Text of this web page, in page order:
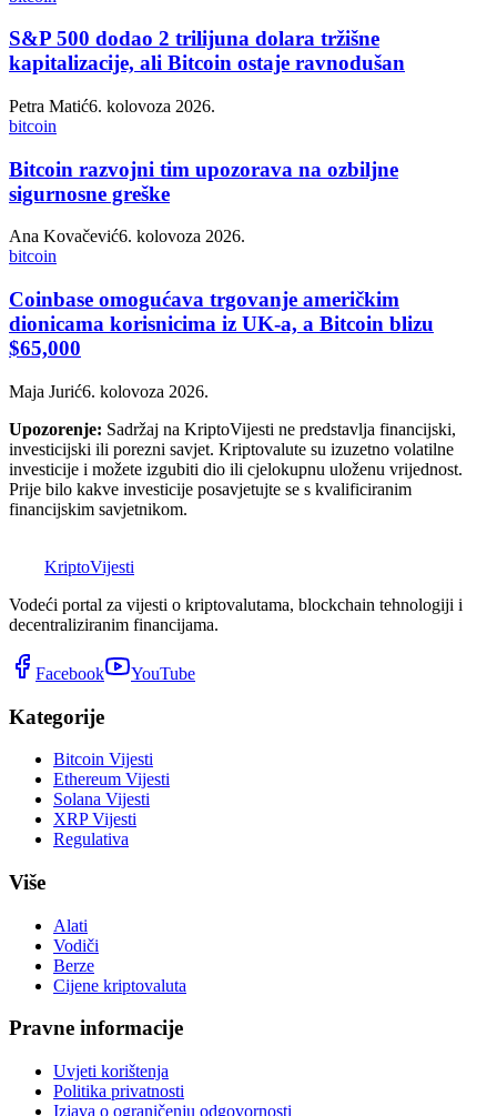
S&P 500 dodao 2 trilijuna dolara tržišne
kapitalizacije, ali Bitcoin ostaje ravnodušan
Petra Matić6. kolovoza 2026.
bitcoin
Bitcoin razvojni tim upozorava na ozbiljne
sigurnosne greške
Ana Kovačević6. kolovoza 2026.
bitcoin
Coinbase omogućava trgovanje američkim
dionicama korisnicima iz UK-a, a Bitcoin blizu
$65,000
Maja Jurić6. kolovoza 2026.
Upozorenje: Sadržaj na KriptoVijesti ne predstavlja financijski,
investicijski ili porezni savjet. Kriptovalute su izuzetno volatilne
investicije i možete izgubiti dio ili cjelokupnu uloženu vrijednost.
Prije bilo kakve investicije posavjetujte se s kvalificiranim
financijskim savjetnikom.
KriptoVijesti
Vodeći portal za vijesti o kriptovalutama, blockchain tehnologiji i
decentraliziranim financijama.
Facebook YouTube
Kategorije
Bitcoin Vijesti
Ethereum Vijesti
Solana Vijesti
XRP Vijesti
Regulativa
Više
Alati
Vodiči
Berze
Cijene kriptovaluta
Pravne informacije
Uvjeti korištenja
Politika privatnosti
Izjava o ograničenju odgovornosti